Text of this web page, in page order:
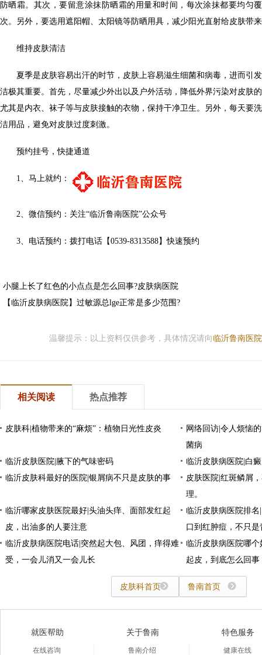
防晒霜。其次，要留意涂抹防晒霜的用量和时间，每次涂抹都要均匀
次。另外，要选用遮阳帽、太阳镜等防晒用具，减少阳光直射给皮肤带
维持皮肤清洁
夏季是皮肤容易出汗的时节，皮肤上容易滋生细菌和病毒，进而引
洁极其重要。首先，尽量减少外出以及户外活动，降低外界污染对皮肤
尤其是内衣、袜子等与皮肤接触的衣物，保持干净卫生。另外，每天要
洁用品，避免对皮肤过度刺激。
预约挂号，快捷通道
1、马上就约：
2、微信预约：关注“临沂鲁南医院”公众号
3、电话预约：拨打电话【0539-8313588】快速预约
小腿上长了红色的小点点是怎么回事?皮肤病医院
【临沂皮肤病医院】过敏源总lge正常是多少范围?
温馨提示：以上资料仅供参考，具体情况请向临沂鲁南医
相关阅读 热点推荐
皮肤科|植物带来的“麻烦”：植物日光性皮炎
网络回访|令人烦恼
菌病
临沂皮肤医院|腋下的气味密码
临沂皮肤病医院|白
临沂皮肤科最好的医院|银屑病不只是皮肤的事
皮肤医院|红斑鳞屑
理。
临沂哪家皮肤医院最好|头油头痒、面部发红起
皮，出油多的人要注意
临沂皮肤病医院排
口到红肿痘，不只
临沂皮肤病医院电话|突然起大包、风团，痒得难
受，一会儿消又一会儿长
临沂皮肤病医院哪
起皮，到底怎么回事
皮肤科首页 鲁南首页
就医帮助
在线咨询
关于鲁南
鲁南介绍
特色服务
健康在线